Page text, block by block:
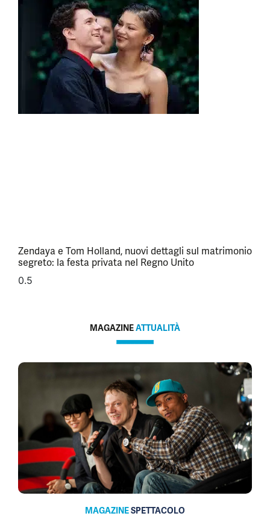
Zendaya e Tom Holland, nuovi dettagli sul matrimonio
segreto: la festa privata nel Regno Unito
MAGAZINEATTUALITÀ
MAGAZINESPETTACOLO